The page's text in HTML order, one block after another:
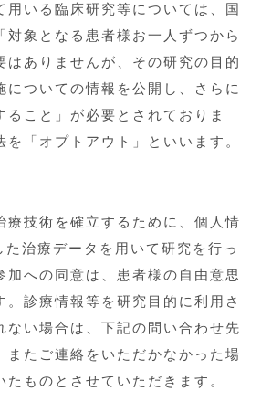
用いる臨床研究等については、国
対象となる患者様お一人ずつから
はありませんが、その研究の目的
についての情報を公開し、さらに
ること」が必要とされておりま
「オプトアウト」といいます。
療技術を確立するために、個人情
治療データを用いて研究を行っ
加への同意は、患者様の自由意思
。診療情報等を研究目的に利用さ
ない場合は、下記の問い合わせ先
またご連絡をいただかなかった場
ものとさせていただきます。